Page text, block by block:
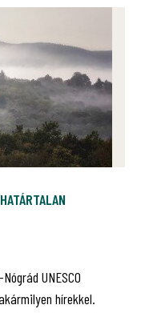
UNESCO
hírekkel.